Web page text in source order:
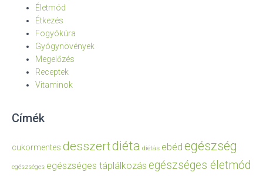
Életmód
Étkezés
Fogyókúra
Gyógynövények
Megelőzés
Receptek
Vitaminok
Címék
cukormentes desszertdiéta diétás ebéd egészség
egészséges egészséges táplálkozás egészséges életmód